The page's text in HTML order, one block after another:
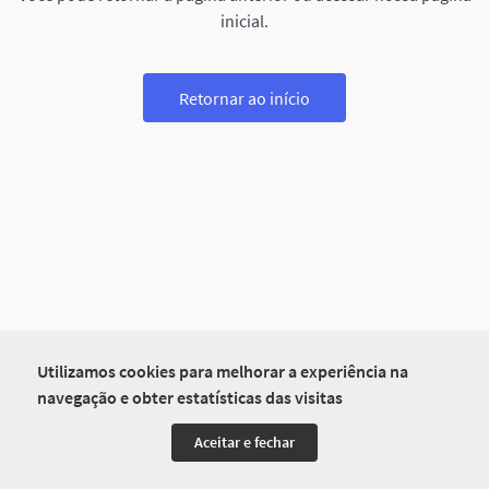
Utilizamos cookies para melhorar a experiência na
navegação e obter estatísticas das visitas
Aceitar e fechar
inicial.
Retornar ao início